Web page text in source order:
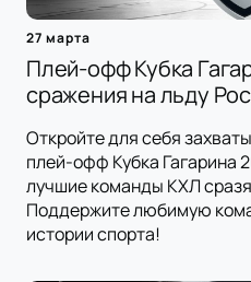
27 марта
Плей-офф Кубка
сражения на льду
Откройте для себя
плей-офф Кубка Гагарина
лучшие команды КХЛ
Поддержите любимую
истории спорта!